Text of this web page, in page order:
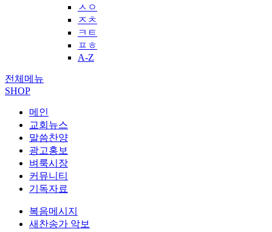
ㅅㅇ
ㅈㅊ
ㅋㅌ
ㅍㅎ
A-Z
전체메뉴
SHOP
메인
교회뉴스
말씀찬양
광고홍보
벼룩시장
커뮤니티
기독자료
복음메시지
새찬송가 악보